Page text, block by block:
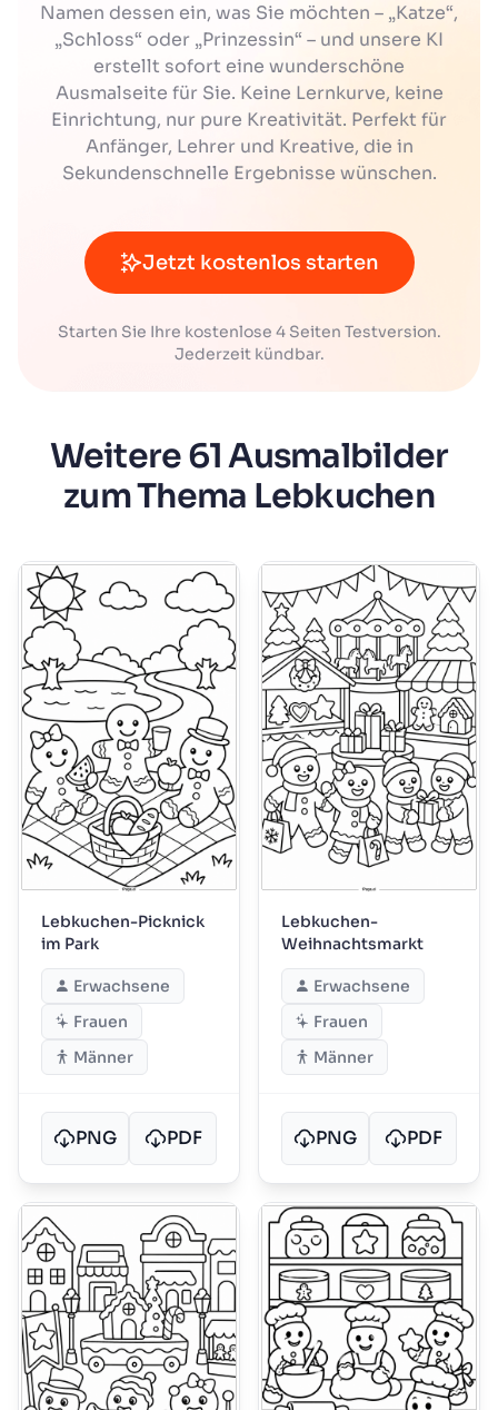
Namen dessen ein, was Sie möchten – „Katze“,
„Schloss“ oder „Prinzessin“ – und unsere KI
erstellt sofort eine wunderschöne
Ausmalseite für Sie. Keine Lernkurve, keine
Einrichtung, nur pure Kreativität. Perfekt für
Anfänger, Lehrer und Kreative, die in
Sekundenschnelle Ergebnisse wünschen.
Jetzt kostenlos starten
Starten Sie Ihre kostenlose 4 Seiten Testversion.
Jederzeit kündbar.
Weitere 61 Ausmalbilder
zum Thema Lebkuchen
Lebkuchen-Picknick
im Park
Erwachsene
Frauen
Männer
PNG PDF
Lebkuchen-
Weihnachtsmarkt
Erwachsene
Frauen
Männer
PNG PDF